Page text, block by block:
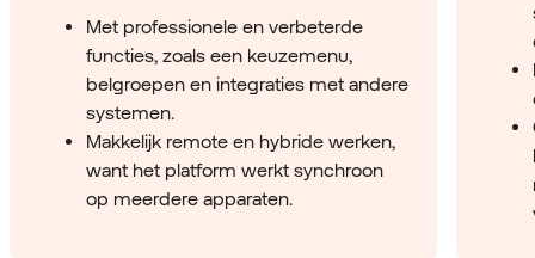
Met professionele en verbeterde
functies, zoals een keuzemenu,
belgroepen en integraties met andere
systemen.
Makkelijk remote en hybride werken,
want het platform werkt synchroon
op meerdere apparaten.